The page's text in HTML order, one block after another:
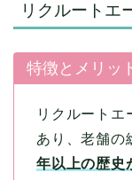
リクルートエ
特徴とメリッ
リクルートエ
あり、老舗の
年以上の歴史